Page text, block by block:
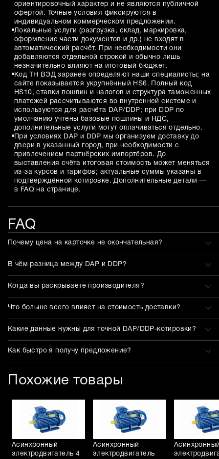
ориентировочный характер и не являются публичной
офертой. Точные условия фиксируются в
индивидуальном коммерческом предложении.
Локальные услуги (разгрузка, склад, маркировка,
оформление части документов и др.) не входят в
автоматический расчёт. При необходимости они
добавляются отдельной строкой и обычно лишь
незначительно влияют на итоговый бюджет.
Код ТН ВЭД заранее определяют наши специалисты; на
сайте показывается укрупнённый HS6. Полный код
HS10, ставки пошлин и налогов и структура таможенных
платежей рассчитываются во внутренней системе и
используются для расчёта DAP/DDP; при DDP по
умолчанию учтены базовые пошлины и НДС,
дополнительные услуги могут оплачиваться отдельно.
При условиях DAP и DDP мы организуем доставку до
двери в указанный город, при необходимости с
привлечением партнёрских импортёров. До
выставления счёта итоговая стоимость может меняться
из-за курсов и тарифов; актуальные суммы указаны в
подтверждённой котировке. Дополнительные детали —
в FAQ на странице.
FAQ
Почему цена на карточке не окончательная?
В чём разница между DAP и DDP?
Когда вы раскрываете производителя?
Что больше всего влияет на стоимость доставки?
Какие данные нужны для точной DAP/DDP-котировки?
Как быстро я получу предложение?
Похожие товары
Асинхронный
электродвигатель 4
Асинхронный
электродвигатель